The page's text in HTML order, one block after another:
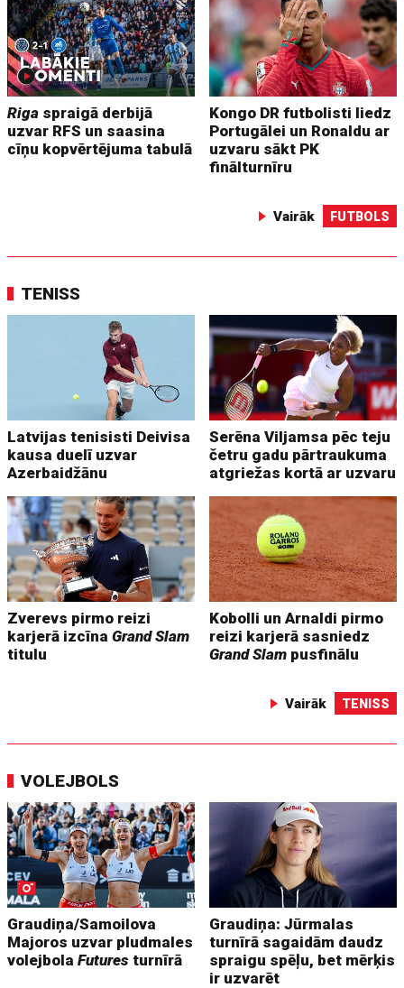
Riga spraigā derbijā
uzvar RFS un saasina
cīņu kopvērtējuma tabulā
Kongo DR futbolisti liedz
Portugālei un Ronaldu ar
uzvaru sākt PK
finālturnīru
Vairāk FUTBOLS
TENISS
Latvijas tenisisti Deivisa
kausa duelī uzvar
Azerbaidžānu
Serēna Viljamsa pēc teju
četru gadu pārtraukuma
atgriežas kortā ar uzvaru
Zverevs pirmo reizi
karjerā izcīnaGrand Slam
titulu
Kobolli un Arnaldi pirmo
reizi karjerā sasniedz
Grand Slam pusfinālu
Vairāk TENISS
VOLEJBOLS
Graudiņa/Samoilova
Majoros uzvar pludmales
volejbolaFutures turnīrā
Graudiņa: Jūrmalas
turnīrā sagaidām daudz
spraigu spēļu, bet mērķis
ir uzvarēt